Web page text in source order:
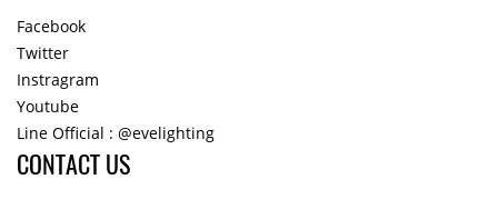
Facebook
Twitter
Instragram
Youtube
Line Official : @evelighting
CONTACT US